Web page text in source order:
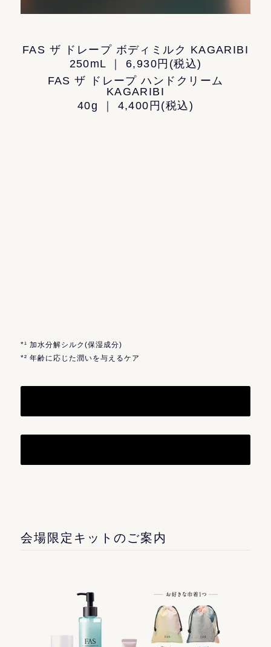
FAS ザ ドレープ ボディミルク KAGARIBI
250mL ｜ 6,930円(税込)
FAS ザ ドレープ ハンドクリーム
KAGARIBI
40g ｜ 4,400円(税込)
*¹ 加水分解シルク(保湿成分)
*² 年齢に応じた潤いを与えるケア
会場限定キットのご案内